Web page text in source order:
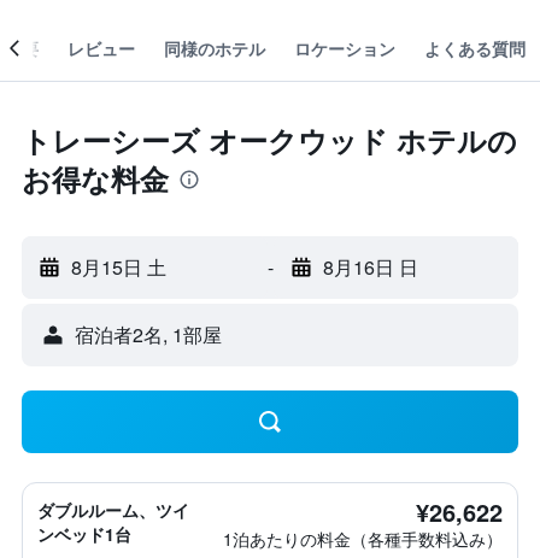
概要 レビュー 同様のホテル ロケーション よくある質問
トレーシーズ オークウッド ホテルの
お得な料金
8月15日 土 - 8月16日 日
宿泊者2名, 1​部屋
ダブルルーム、ツイ
ンベッド1台
¥26,622
1泊あたりの料金（各種手数料込み）